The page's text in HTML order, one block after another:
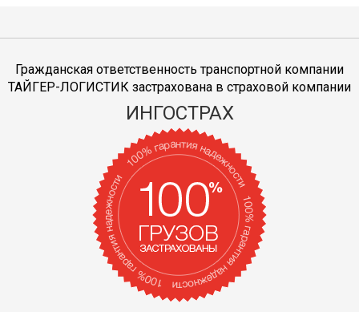
Гражданская ответственность транспортной компании
ТАЙГЕР-ЛОГИСТИК застрахована в страховой компании
ИНГОСТРАХ